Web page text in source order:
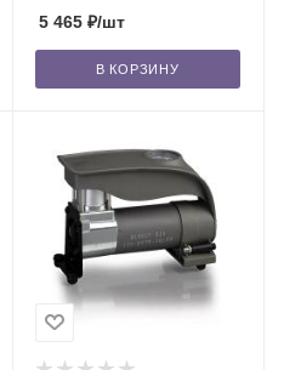
200 Вт /6
5 465₽/шт
В КОРЗИНУ